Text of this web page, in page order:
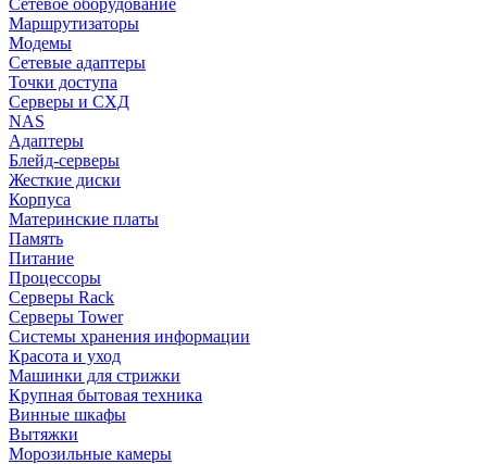
Сетевое оборудование
Маршрутизаторы
Модемы
Сетевые адаптеры
Точки доступа
Серверы и СХД
NAS
Адаптеры
Блейд-серверы
Жесткие диски
Корпуса
Материнские платы
Память
Питание
Процессоры
Серверы Rack
Серверы Tower
Системы хранения информации
Красота и уход
Машинки для стрижки
Крупная бытовая техника
Винные шкафы
Вытяжки
Морозильные камеры